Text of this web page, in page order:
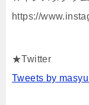
https://
★Twitter
Tweets by